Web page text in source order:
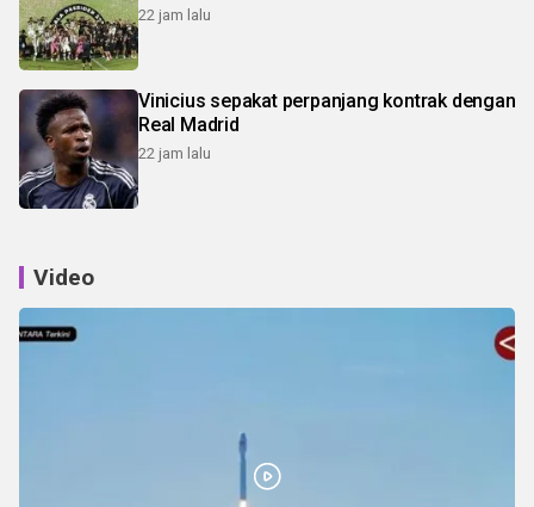
22 jam lalu
Vinicius sepakat perpanjang kontrak dengan
Real Madrid
22 jam lalu
Video